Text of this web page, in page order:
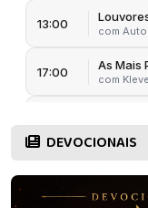
DEVOCIONAIS